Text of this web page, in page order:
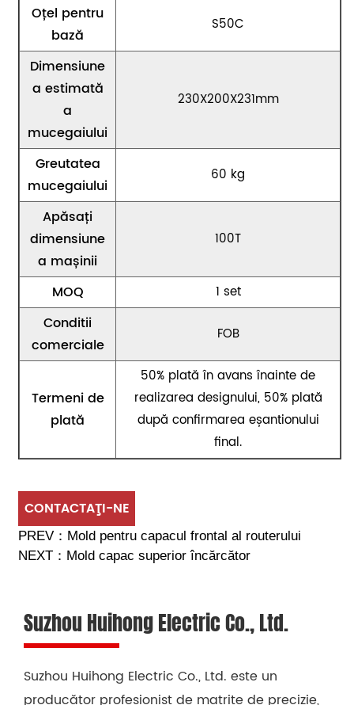
Oțel pentru
bază
S50C
Dimensiune
a estimată
a
mucegaiului
230X200X231mm
Greutatea
mucegaiului
60 kg
Apăsați
dimensiune
a mașinii
100T
MOQ 1 set
Conditii
comerciale
FOB
Termeni de
plată
50% plată în avans înainte de
realizarea designului, 50% plată
după confirmarea eșantionului
final.
CONTACTAŢI-NE
PREV： Mold pentru capacul frontal al routerului
NEXT： Mold capac superior încărcător
Suzhou Huihong Electric Co., Ltd.
Suzhou Huihong Electric Co., Ltd. este un
producător profesionist de matrițe de precizie,